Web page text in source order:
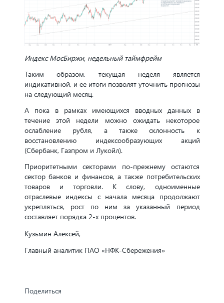
Индекс МосБиржи, недельный таймфрейм
Таким образом, текущая неделя является
индикативной, и ее итоги позволят уточнить прогнозы
на следующий месяц.
А пока в рамках имеющихся вводных данных в
течение этой недели можно ожидать некоторое
ослабление рубля, а также склонность к
восстановлению индексообразующих акций
(Сбербанк, Газпром и Лукойл).
Приоритетными секторами по-прежнему остаются
сектор банков и финансов, а также потребительских
товаров и торговли. К слову, одноименные
отраслевые индексы с начала месяца продолжают
укрепляться, рост по ним за указанный период
составляет порядка 2-х процентов.
Кузьмин Алексей,
Главный аналитик ПАО «НФК-Сбережения»
Поделиться